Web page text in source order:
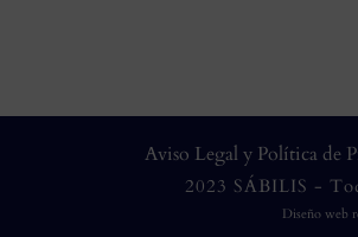
Aviso Legal y Política de
2023 SÁBILIS -
Diseño web